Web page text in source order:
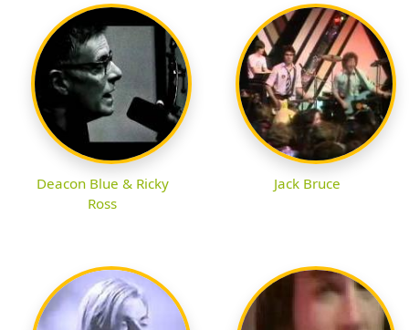
Deacon Blue & Ricky
Ross
Jack Bruce